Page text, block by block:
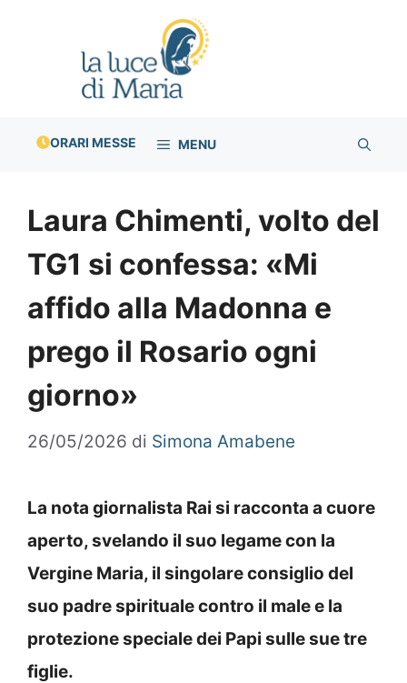
ORARI MESSE MENU
Laura Chimenti, volto del
TG1 si confessa: «Mi
affido alla Madonna e
prego il Rosario ogni
giorno»
26/05/2026 di Simona Amabene
La nota giornalista Rai si racconta a cuore
aperto, svelando il suo legame con la
Vergine Maria, il singolare consiglio del
suo padre spirituale contro il male e la
protezione speciale dei Papi sulle sue tre
figlie.